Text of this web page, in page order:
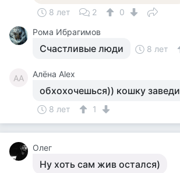
8 лет 2
0
Рома Ибрагимов
Счастливые люди 8 лет
АA Алёна Alex
обхохочешься)) кошку заведи
8 лет 1
Олег
Ну хоть сам жив остался)